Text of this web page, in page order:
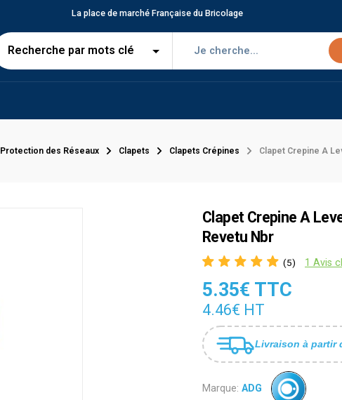
La place de marché Française du Bricolage
Protection des Réseaux Clapets Clapets Crépines Clapet Crepine A
Clapet Crepine A
Revetu Nbr
(5) 1 Avis
5.35€ TTC
4.46€ HT
Livraison à partir
Marque: ADG